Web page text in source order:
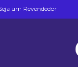
um Revendedor